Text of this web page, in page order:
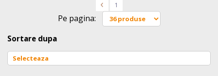
< 1
Pe pagina:
Sortare dupa